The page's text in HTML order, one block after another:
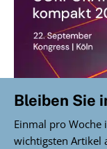
Bleiben Sie
Einmal pro
wichtigsten Artikel